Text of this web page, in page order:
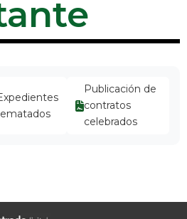
Publicación de
contratos
celebrados